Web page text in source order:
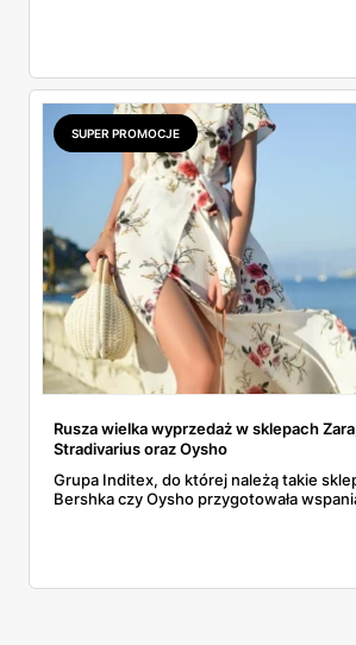
SUPER PROMOCJE
Rusza wielka wyprzedaż w sklepach
Stradivarius oraz Oysho
Grupa Inditex, do której należą takie
Bershka czy Oysho przygotowała